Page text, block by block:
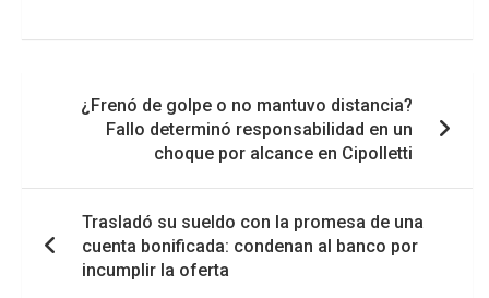
entradas
¿Frenó de golpe o no mantuvo distancia?
Fallo determinó responsabilidad en un
choque por alcance en Cipolletti
Trasladó su sueldo con la promesa de una
cuenta bonificada: condenan al banco por
incumplir la oferta